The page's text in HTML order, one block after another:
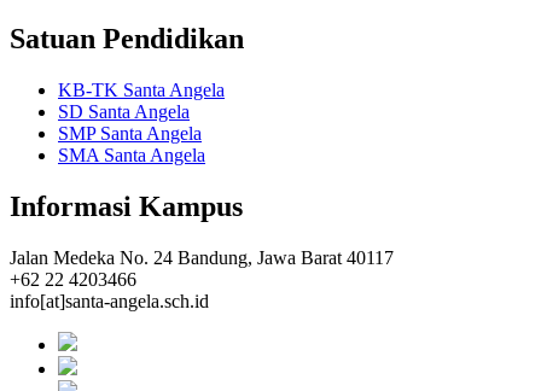
Satuan Pendidikan
KB-TK Santa Angela
SD Santa Angela
SMP Santa Angela
SMA Santa Angela
Informasi Kampus
Jalan Medeka No. 24 Bandung, Jawa Barat 40117
+62 22 4203466
info[at]santa-angela.sch.id